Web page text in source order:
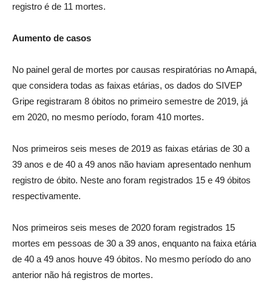
registro é de 11 mortes.
Aumento de casos
No painel geral de mortes por causas respiratórias no Amapá,
que considera todas as faixas etárias, os dados do SIVEP
Gripe registraram 8 óbitos no primeiro semestre de 2019, já
em 2020, no mesmo período, foram 410 mortes.
Nos primeiros seis meses de 2019 as faixas etárias de 30 a
39 anos e de 40 a 49 anos não haviam apresentado nenhum
registro de óbito. Neste ano foram registrados 15 e 49 óbitos
respectivamente.
Nos primeiros seis meses de 2020 foram registrados 15
mortes em pessoas de 30 a 39 anos, enquanto na faixa etária
de 40 a 49 anos houve 49 óbitos. No mesmo período do ano
anterior não há registros de mortes.